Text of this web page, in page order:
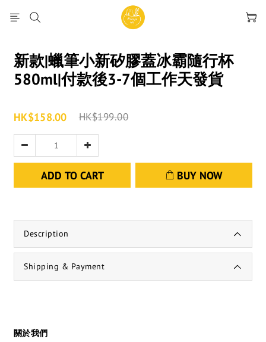
新款|蠟筆小新矽膠蓋冰霸隨行杯
580ml|付款後3-7個工作天發貨
HK$158.00 HK$199.00
ADD TO CART BUY NOW
Description
Shipping & Payment
關於我們